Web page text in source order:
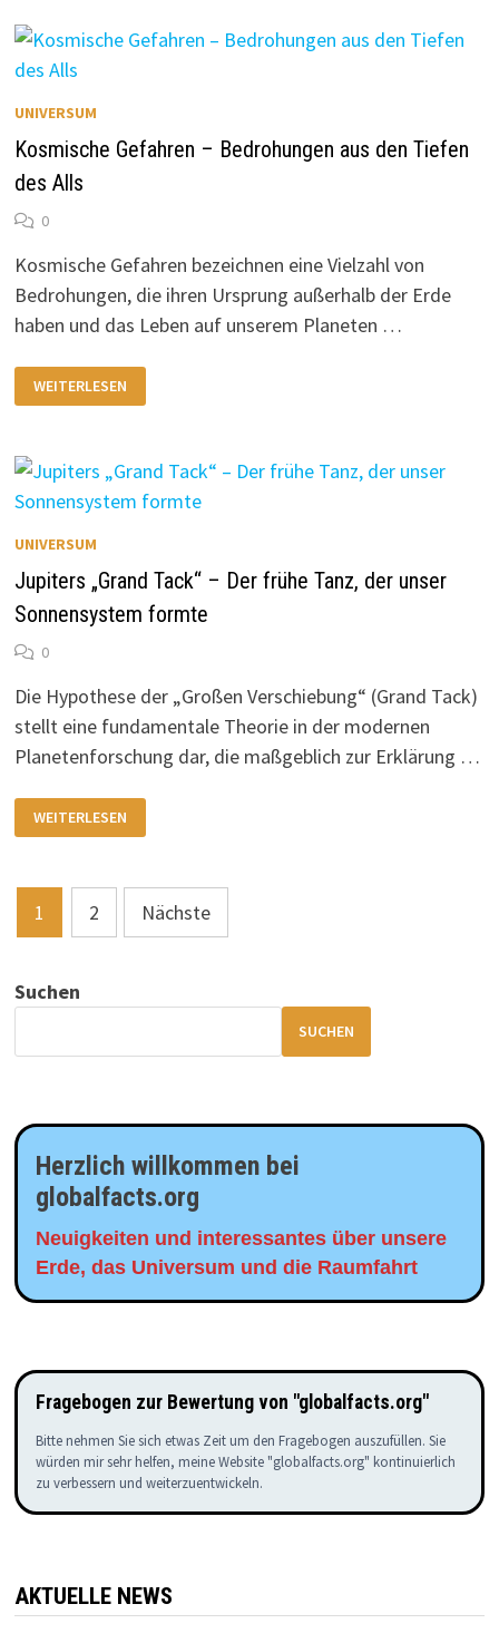
JAHRMILLIARDEN
UNIVERSUM
Kosmische Gefahren – Bedrohungen aus den Tiefen
des Alls
0
Kosmische Gefahren bezeichnen eine Vielzahl von
Bedrohungen, die ihren Ursprung außerhalb der Erde
haben und das Leben auf unserem Planeten …
KOSMISCHE
GEFAHREN
–
TIEFEN
DES
ALLS
WEITERLESEN
UNIVERSUM
Jupiters „Grand Tack“ – Der frühe Tanz, der unser
Sonnensystem formte
0
Die Hypothese der „Großen Verschiebung“ (Grand Tack)
stellt eine fundamentale Theorie in der modernen
Planetenforschung dar, die maßgeblich zur Erklärung …
JUPITERS
„GRAND
TACK“
FRÜHE
TANZ,
DER
UNSER
WEITERLESEN
Seitennummerierung
der
Beiträge
1 2 Nächste
Suchen
SUCHEN
Herzlich willkommen bei
globalfacts.org
Neuigkeiten und interessantes über unsere
Erde, das Universum und die Raumfahrt
Fragebogen zur Bewertung von "globalfacts.org"
Bitte nehmen Sie sich etwas Zeit um den Fragebogen auszufüllen. Sie
würden mir sehr helfen, meine Website "globalfacts.org" kontinuierlich
zu verbessern und weiterzuentwickeln.
AKTUELLE NEWS